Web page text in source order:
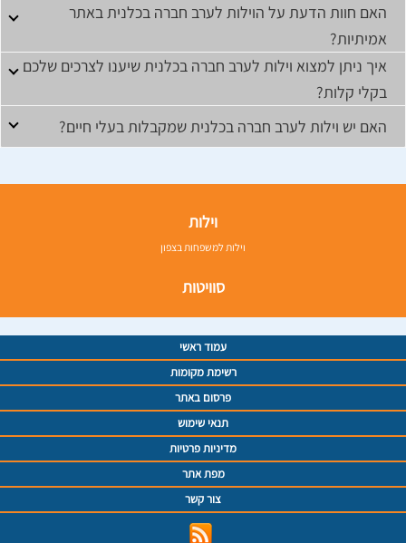
האם חוות הדעת על הוילות לערב חברה בכלנית באתר
אמיתיות?
איך ניתן למצוא וילות לערב חברה בכלנית שיענו לצרכים שלכם
בקלי קלות?
האם יש וילות לערב חברה בכלנית שמקבלות בעלי חיים?
וילות
וילות למשפחות בצפון
סוויטות
עמוד ראשי
רשימת מקומות
פרסום באתר
תנאי שימוש
מדיניות פרטיות
מפת אתר
צור קשר